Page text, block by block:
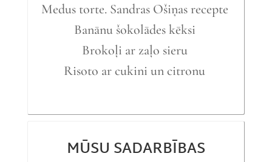
Medus torte. Sandras Ošiņas recepte
Banānu šokolādes kēksi
Brokoļi ar zaļo sieru
Risoto ar cukini un citronu
MŪSU SADARBĪBAS